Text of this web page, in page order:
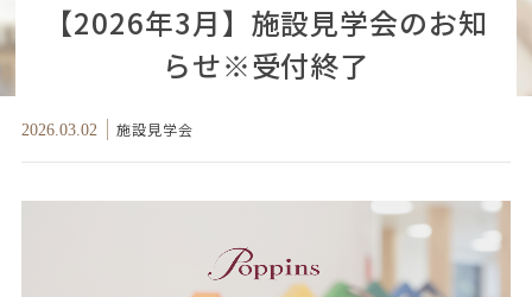
【2026年3月】施設見学会のお知
らせ※受付終了
2026.03.02 施設見学会